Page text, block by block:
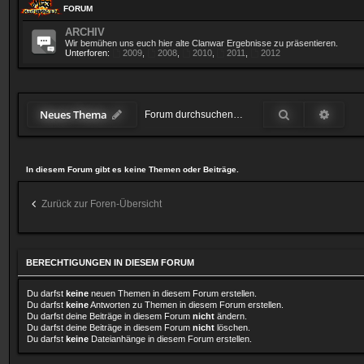
FORUM
ARCHIV
Wir bemühen uns euch hier alte Clanwar Ergebnisse zu präsentieren.
Unterforen:
2009, 2008, 2010, 2011 2012
Neues Thema
In diesem Forum gibt es keine Themen oder Beiträge.
Zurück zur Foren-Übersicht
BERECHTIGUNGEN IN DIESEM FORUM
Du darfst keine neuen Themen in diesem Forum erstellen.
Du darfst keineAntworten zu Themen in diesem Forum erstellen.
Du darfst deine Beiträge in diesem Forum nicht ändern.
Du darfst deine Beiträge in diesem Forum nicht löschen.
Du darfst keine Dateianhänge in diesem Forum erstellen.